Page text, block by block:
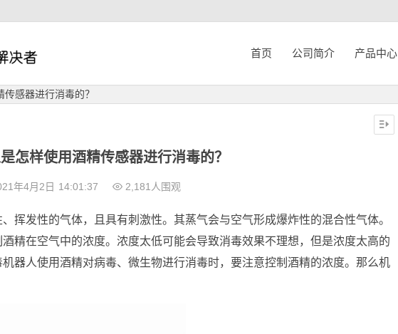
首页 公司简介 产品中心
感器进行消毒的？
怎样使用酒精传感器进行消毒的？
年4月2日 14:01:37 2,181人围观
挥发性的气体，且具有刺激性。其蒸气会与空气形成爆炸性的混合性气体。
精在空气中的浓度。浓度太低可能会导致消毒效果不理想，但是浓度太高的
器人使用酒精对病毒、微生物进行消毒时，要注意控制酒精的浓度。那么机